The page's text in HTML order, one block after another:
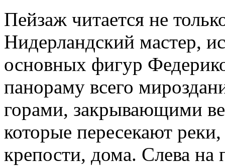
Пейзаж читается не
Нидерландский мастер,
основных фигур
панораму всего
горами, закрывающими
которые пересекают
крепости, дома. Слева на